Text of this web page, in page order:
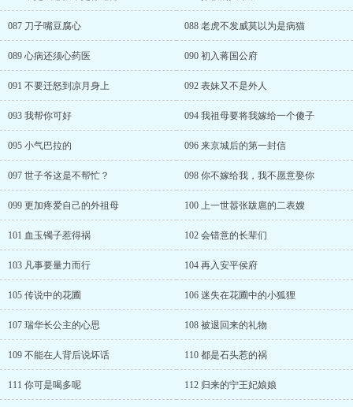
087 刀子嘴豆腐心 088 老虎不发威莫以为是病猫
089 心病还须心药医 090 初入蒋国公府
091 不要迁怒到凉月身上 092 表妹又不是外人
093 我帮你可好 094 我祖母要将我嫁给一个傻子
095 小气巴拉的 096 来京城后的第一封信
097 世子爷这是不帮忙？ 098 你不嫁给我，我不愿意娶你
099 更加疼爱自己的外祖母 100 上一世嚣张跋扈的二表嫂
101 血玉镯子惹得祸 102 会错意的长辈们
103 凡事要量力而行 104 再入安平侯府
105 传说中的花圃 106 迷失在花圃中的小狐狸
107 瑞华长公主的心思 108 被退回来的礼物
109 不能在人背后说坏话 110 都是石头惹的祸
111 你可是喝多呢 112 归来的宁王妃娘娘